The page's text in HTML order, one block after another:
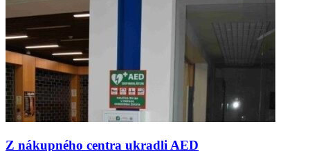
Z nákupného centra ukradli AED